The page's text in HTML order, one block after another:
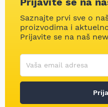
Saznajte prvi sve o
proizvodima i
Prijavite se na naš
Korisničko ime
Vaša email adresa